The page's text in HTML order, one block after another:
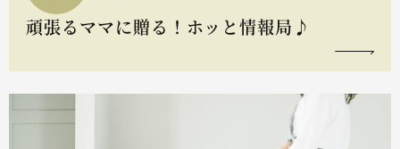
頑張るママに贈る！ホッと情報局♪